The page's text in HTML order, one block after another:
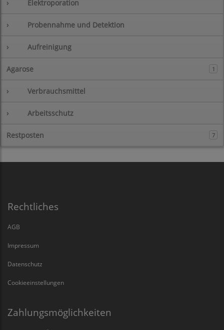
› Elektroporation
› Probennahme und Detektion
› Aufreinigung
Agarose 1
› Verbrauchsmittel
› Arbeitsschutz
Restposten 7
Rechtliches
AGB
Impressum
Datenschutz
Cookieeinstellungen
Zahlungsmöglichkeiten